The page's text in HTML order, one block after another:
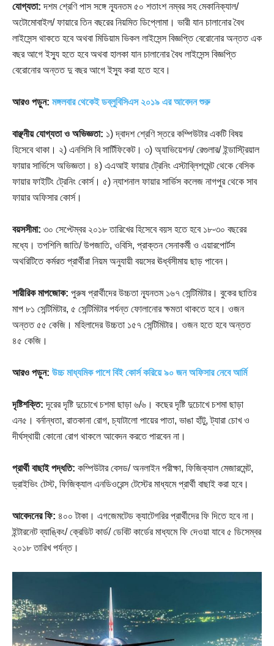
যোগ্যতা: দশম শ্রেণি পাস সঙ্গে ন্যূনতম ৫০ শতাংশ নম্বর সহ মেকানিক্যাল/
অটোমোবাইল/ ফায়ারে তিন বছরের নিয়মিত ডিপ্লোমা। ভারী যান চালানোর বৈধ
লাইসেন্স থাকতে হবে অথবা মিডিয়াম ভিকল লাইসেন্স বিজ্ঞপ্তি বেরোনোর অন্তত এক
বছর আগে ইস্যু হতে হবে অথবা হালকা যান চালানোর বৈধ লাইসেন্স বিজ্ঞপ্তি
বেরোনোর অন্তত দু বছর আগে ইস্যু করা হতে হবে।
আরও পড়ুন: মঙ্গলবার থেকেই ডব্লুবিসিএস ২০১৯ এর আবেদন শুরু
বাঞ্ছনীয় যোগ্যতা ও অভিজ্ঞতা: ১) দ্বাদশ শ্রেণি স্তরে কম্পিউটার একটি বিষয়
হিসেবে থাকা। ২) এনসিসি বি সার্টিফিকেট। ৩) অ্যাভিয়েশন/ রেগুলার/ ইন্ডাস্ট্রিয়াল
ফায়ার সার্ভিসে অভিজ্ঞতা। ৪) এএআই ফায়ার ট্রেনিং এস্টাব্লিশমেন্ট থেকে বেসিক
ফায়ার ফাইটিং ট্রেনিং কোর্স। ৫) ন্যাশনাল ফায়ার সার্ভিস কলেজ নাগপুর থেকে সাব
ফায়ার অফিসার কোর্স।
বয়সসীমা: ৩০ সেপ্টেম্বর ২০১৮ তারিখের হিসেবে বয়স হতে হবে ১৮-৩০ বছরের
মধ্যে। তপশিলি জাতি/ উপজাতি, ওবিসি, প্রাক্তন সেনাকর্মী ও এয়ারপোর্টস
অথরিটিতে কর্মরত প্রার্থীরা নিয়ম অনুযায়ী বয়সের ঊর্ধ্বসীমায় ছাড় পাবেন।
শারীরিক মাপজোক: পুরুষ প্রার্থীদের উচ্চতা ন্যূনতম ১৬৭ সেন্টিমিটার। বুকের ছাতির
মাপ ৮১ সেন্টিমিটার, ৫ সেন্টিমিটার পর্যন্ত ফোলানোর ক্ষমতা থাকতে হবে। ওজন
অন্তত ৫৫ কেজি। মহিলাদের উচ্চতা ১৫৭ সেন্টিমিটার। ওজন হতে হবে অন্তত
৪৫ কেজি।
আরও পড়ুন: উচ্চ মাধ্যমিক পাশে বিই কোর্স করিয়ে ৯০ জন অফিসার নেবে আর্মি
দৃষ্টিশক্তি: দূরের দৃষ্টি দুচোখে চশমা ছাড়া ৬/৬। কছের দৃষ্টি দুচোখে চশমা ছাড়া
এন৫। বর্নান্ধতা, রাতকানা রোগ, চ্যাটালো পায়ের পাতা, ভাঙা হাঁটু, ট্যারা চোখ ও
দীর্ঘস্থায়ী কোনো রোগ থাকলে আবেদন করতে পারবেন না।
প্রার্থী বাছাই পদ্ধতি: কম্পিউটার বেসড/ অনলাইন পরীক্ষা, ফিজিক্যাল মেজারমেন্ট,
ড্রাইভিং টেস্ট, ফিজিক্যাল এনডিওরেন্স টেস্টের মাধ্যমে প্রার্থী বাছাই করা হবে।
আবেদনের ফি: ৪০০ টাকা। এগজেমটেড ক্যাটেগরির প্রার্থীদের ফি দিতে হবে না।
ইন্টারনেট ব্যাঙ্কিং/ ক্রেডিট কার্ড/ ডেবিট কার্ডের মাধ্যমে ফি দেওয়া যাবে ৫ ডিসেম্বর
২০১৮ তারিখ পর্যন্ত।